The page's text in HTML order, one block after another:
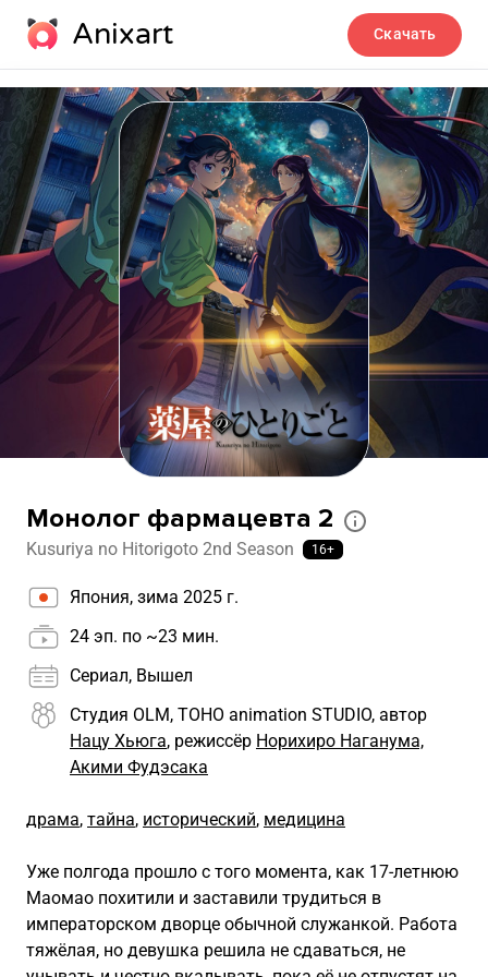
Anixart Скачать
Монолог фармацевта 2
Kusuriya no Hitorigoto 2nd Season 16+
Япония, зима 2025 г.
24 эп. по ~23 мин.
Сериал, Вышел
Студия OLM, TOHO animation STUDIO, автор
Нацу Хьюга, режиссёр Норихиро Наганума,
Акими Фудэсака
драма, тайна, исторический, медицина
Уже полгода прошло с того момента, как 17-летнюю
Маомао похитили и заставили трудиться в
императорском дворце обычной служанкой. Работа
тяжёлая, но девушка решила не сдаваться, не